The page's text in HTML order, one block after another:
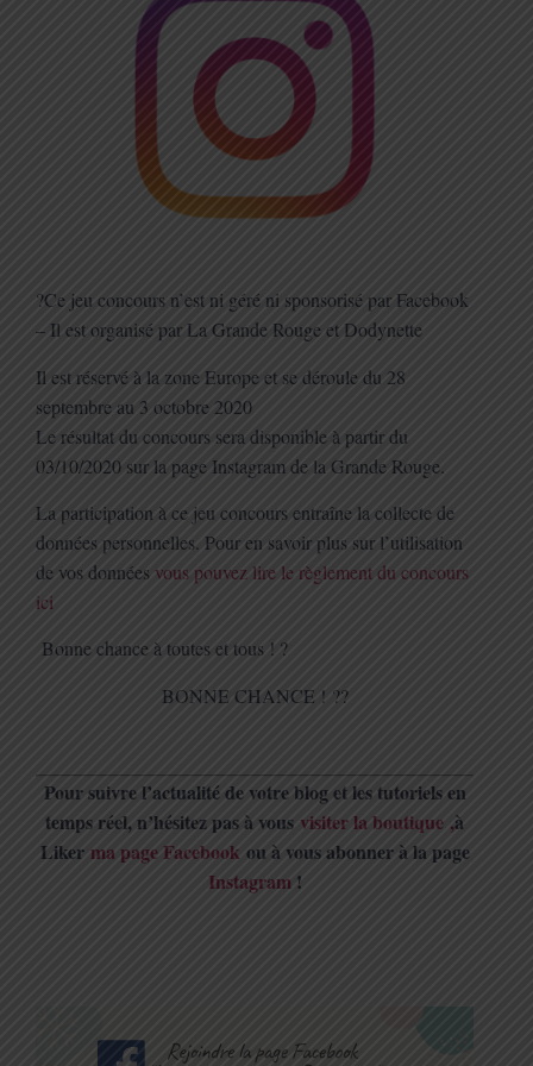
?Ce jeu concours n’est ni géré ni sponsorisé par Facebook
– Il est organisé par La Grande Rouge et Dodynette
Il est réservé à la zone Europe et se déroule du 28
septembre au 3 octobre 2020
Le résultat du concours sera disponible à partir du
03/10/2020 sur la page Instagram de la Grande Rouge.
La participation à ce jeu concours entraîne la collecte de
données personnelles. Pour en savoir plus sur l’utilisation
de vos donnéesvous pouvez lire le règlement du concours
ici
Bonne chance à toutes et tous ! ?
BONNE CHANCE ! ??
Pour suivre l’actualité de votre blog et les tutoriels en
temps réel, n’hésitez pas à vous visiter la boutique ,à
Liker ma page Facebook ou à vous abonner à la page
Instagram !